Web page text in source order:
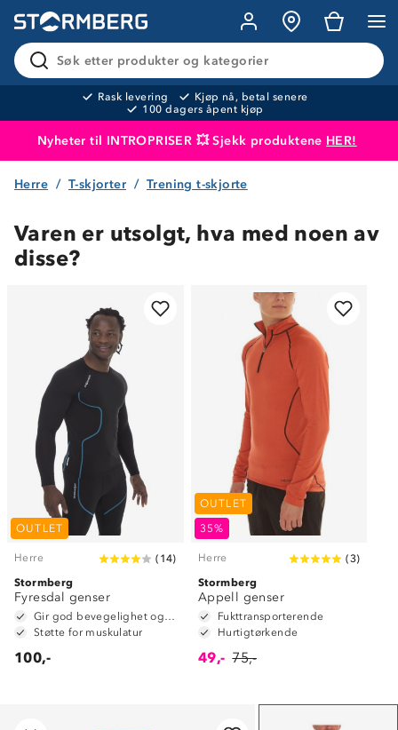
Søk etter produkter og kategorier
Rask levering
Kjøp nå, betal senere
100 dagers åpent kjøp
Nyheter til INTROPRISER 💥 Sjekk produktene HER!
Produktet er lagt i handlekurven
Herre T-skjorter Trening t-skjorte
Varen er utsolgt, hva med noen av
disse?
OUTLET
Herre ( 14)
Stormberg
Fyresdal genser
Gir god bevegelighet og fleksibilitet
Støtte for muskulatur
100,-
OUTLET
35%
Herre (3)
Stormberg
Appell genser
Fukttransporterende
Hurtigtørkende
49,- 75,-